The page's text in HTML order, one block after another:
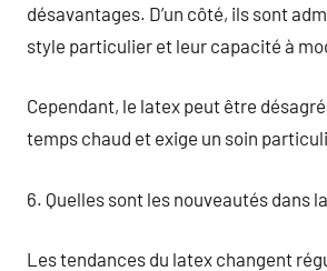
désavantages. D’un côté, ils sont
style particulier et leur capacité à
Cependant, le latex peut être
temps chaud et exige un soin
6. Quelles sont les nouveautés dans
Les tendances du latex changent